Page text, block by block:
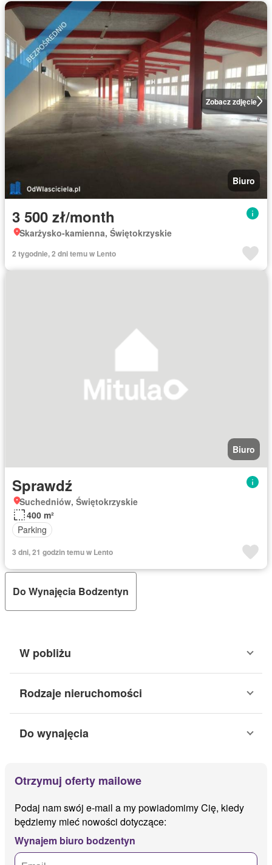
Zobacz zdjęcie
Biuro
3 500 zł/month
Skarżysko-kamienna, Świętokrzyskie
2 tygodnie, 2 dni temu w Lento
Biuro
Sprawdź
Suchedniów, Świętokrzyskie
400 m²
Parking
3 dni, 21 godzin temu w Lento
Do Wynajęcia Bodzentyn
W pobliżu
Rodzaje nieruchomości
Do wynajęcia
Otrzymuj oferty mailowe
Podaj nam swój e-mail a my powiadomimy Cię, kiedy
będziemy mieć nowości dotyczące:
Wynajem biuro bodzentyn